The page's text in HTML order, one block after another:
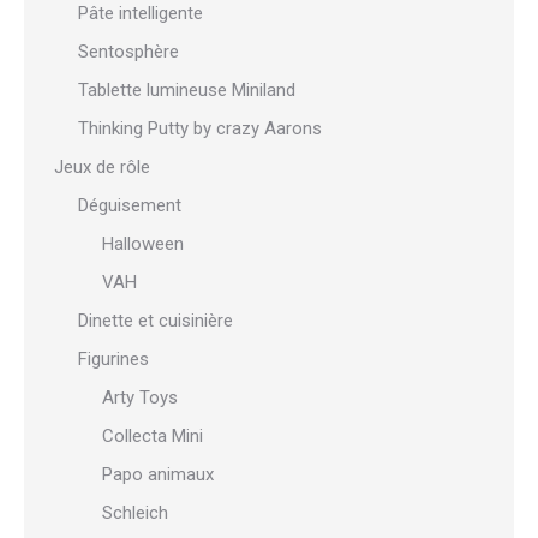
Pâte intelligente
Sentosphère
Tablette lumineuse Miniland
Thinking Putty by crazy Aarons
Jeux de rôle
Déguisement
Halloween
VAH
Dinette et cuisinière
Figurines
Arty Toys
Collecta Mini
Papo animaux
Schleich